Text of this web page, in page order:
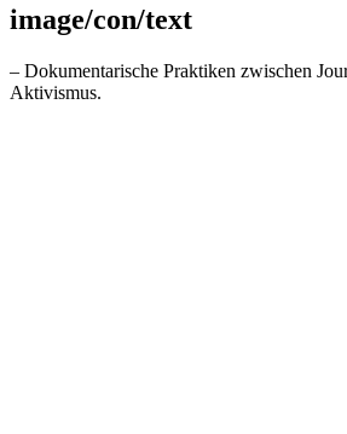
image/con/text
– Dokumentarische Praktiken zwischen
Aktivismus.